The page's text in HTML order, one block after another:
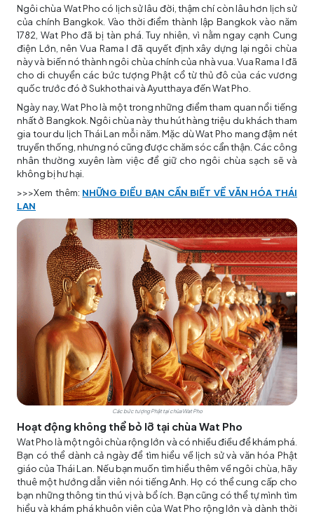
Ngôi chùa Wat Pho có lịch sử lâu đời, thậm chí còn lâu hơn lịch sử
của chính Bangkok. Vào thời điểm thành lập Bangkok vào năm
1782, Wat Pho đã bị tàn phá. Tuy nhiên, vì nằm ngay cạnh Cung
điện Lớn, nên Vua Rama I đã quyết định xây dựng lại ngôi chùa
này và biến nó thành ngôi chùa chính của nhà vua. Vua Rama I đã
cho di chuyển các bức tượng Phật cổ từ thủ đô của các vương
quốc trước đó ở Sukhothai và Ayutthaya đến Wat Pho.
Ngày nay, Wat Pho là một trong những điểm tham quan nổi tiếng
nhất ở Bangkok. Ngôi chùa này thu hút hàng triệu du khách tham
gia tour du lịch Thái Lan mỗi năm. Mặc dù Wat Pho mang đậm nét
truyền thống, nhưng nó cũng được chăm sóc cẩn thận. Các công
nhân thường xuyên làm việc để giữ cho ngôi chùa sạch sẽ và
không bị hư hại.
>>>Xem thêm: NHỮNG ĐIỀU BẠN CẦN BIẾT VỀ VĂN HÓA THÁI
LAN
Các bức tượng Phật tại chùa Wat Pho
Hoạt động không thể bỏ lỡ tại chùa Wat Pho
Wat Pho là một ngôi chùa rộng lớn và có nhiều điều để khám phá.
Bạn có thể dành cả ngày để tìm hiểu về lịch sử và văn hóa Phật
giáo của Thái Lan. Nếu bạn muốn tìm hiểu thêm về ngôi chùa, hãy
thuê một hướng dẫn viên nói tiếng Anh. Họ có thể cung cấp cho
bạn những thông tin thú vị và bổ ích. Bạn cũng có thể tự mình tìm
hiểu và khám phá khuôn viên của Wat Pho rộng lớn và dành thời